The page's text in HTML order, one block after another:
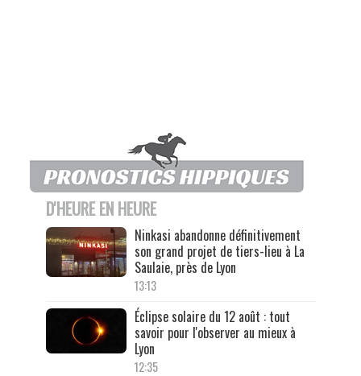
D'HEURE EN HEURE
Ninkasi abandonne définitivement
son grand projet de tiers-lieu à La
Saulaie, près de Lyon
13:13
Éclipse solaire du 12 août : tout
savoir pour l'observer au mieux à
Lyon
12:35